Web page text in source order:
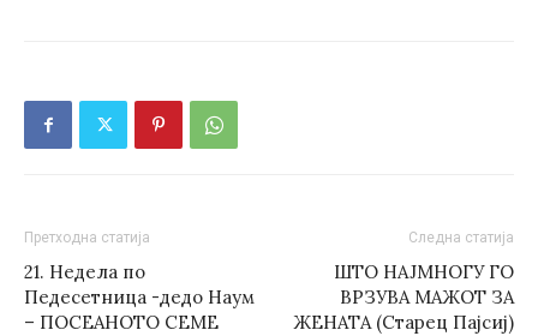
Претходна статија
21. Недела по
Педесетница -дедо Наум
– ПОСЕАНОТО СЕМЕ
Следна статија
ШТО НАЈМНОГУ ГО
ВРЗУВА МАЖОТ ЗА
ЖЕНАТА (Старец Пајсиј)